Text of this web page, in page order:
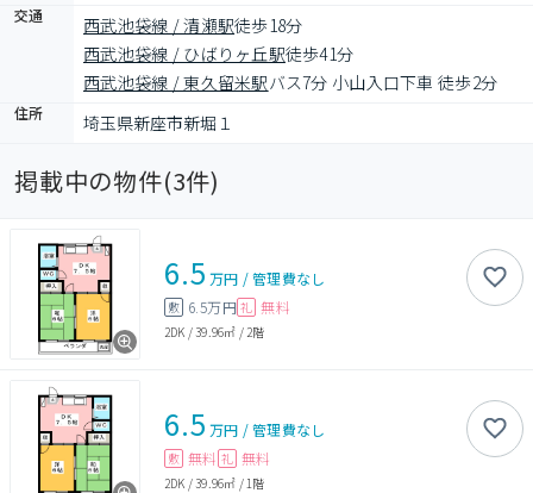
交通 西武池袋線 / 清瀬駅徒歩18分
西武池袋線 / ひばりヶ丘駅徒歩41分
西武池袋線 / 東久留米駅バス7分 小山入口下車 徒歩2分
住所 埼玉県新座市新堀１
掲載中の物件(3件)
6.5 万円 /管理費なし
敷 6.5万円 礼 無料
2DK /39.96㎡ / 2階
6.5 万円 /管理費なし
敷 無料 礼 無料
2DK /39.96㎡ / 1階